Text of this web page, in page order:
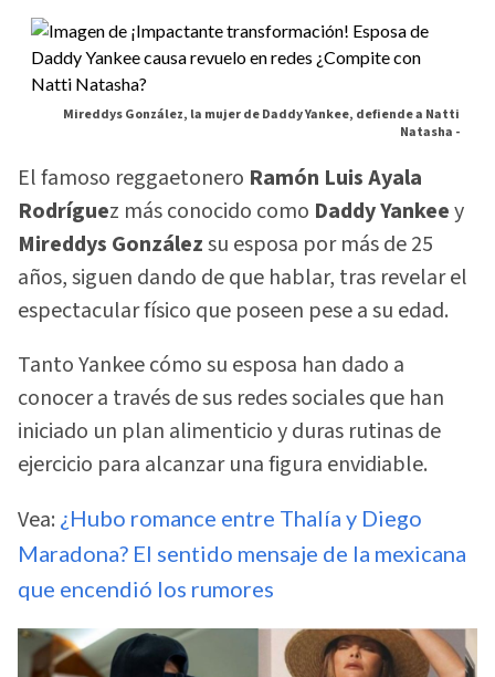
Mireddys González, la mujer de Daddy Yankee, defiende a Natti
Natasha -
El famoso reggaetonero Ramón Luis Ayala
Rodríguez más conocido como Daddy Yankeey
Mireddys Gonzálezsu esposa por más de 25
años, siguen dando de que hablar, tras revelar el
espectacular físico que poseen pese a su edad.
Tanto Yankee cómo su esposa han dado a
conocer a través de sus redes sociales que han
iniciado un plan alimenticio y duras rutinas de
ejercicio para alcanzar una figura envidiable.
Vea: ¿Hubo romance entre Thalía y Diego
Maradona? El sentido mensaje de la mexicana
que encendió los rumores